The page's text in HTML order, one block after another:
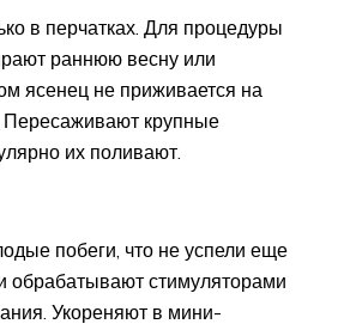
в перчатках. Для процедуры
раннюю весну или
ясенец не приживается на
Пересаживают крупные
их поливают.
побеги, что не успели еще
обрабатывают стимуляторами
Укореняют в мини-